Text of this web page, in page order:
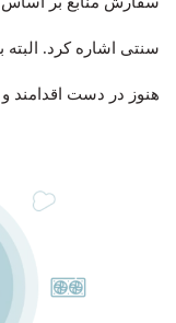
سنتی اشاره کرد. البته
هنوز در دست اقدامند